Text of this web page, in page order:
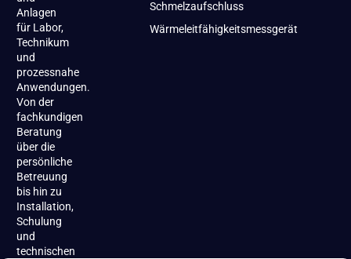
Anlagen
für Labor,
Technikum
und
prozessnahe
Anwendungen.
Von der
fachkundigen
Beratung
über die
persönliche
Betreuung
bis hin zu
Installation,
Schulung
und
technischen
Schmelzaufschluss
Wärmeleitfähigkeitsmessgerät